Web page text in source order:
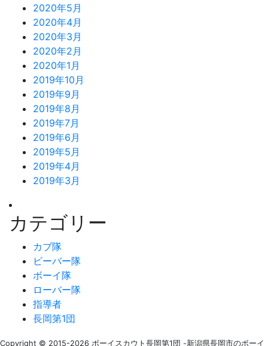
2020年5月
2020年4月
2020年3月
2020年2月
2020年1月
2019年10月
2019年9月
2019年8月
2019年7月
2019年6月
2019年5月
2019年4月
2019年3月
カテゴリー
カブ隊
ビーバー隊
ボーイ隊
ローバー隊
指導者
長岡第1団
Copyright © 2015-2026 ボーイスカウト長岡第1団 -新潟県長岡市のボーイ